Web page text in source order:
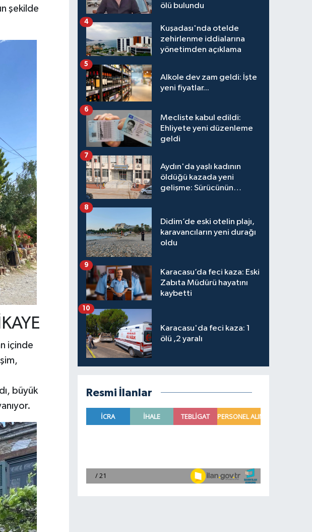
şekilde
içinde
büyük
ölü bulundu
Kuşadası'nda otelde
zehirlenme iddialarına
yönetimden açıklama
4
Alkole dev zam geldi: İşte
yeni fiyatlar...
5
Mecliste kabul edildi:
Ehliyete yeni düzenleme
geldi
6
Aydın'da yaşlı kadının
öldüğü kazada yeni
gelişme: Sürücünün
7
Didim’de eski otelin plajı,
karavancıların yeni durağı
oldu
8
Karacasu’da feci kaza: Eski
Zabıta Müdürü hayatını
kaybetti
9
Karacasu'da feci kaza: 1
ölü ,2 yaralı
10
Resmi İlanlar